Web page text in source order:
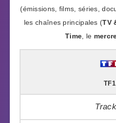
(émissions, films, séries,
les chaînes principales (TV
Time , le
TF1